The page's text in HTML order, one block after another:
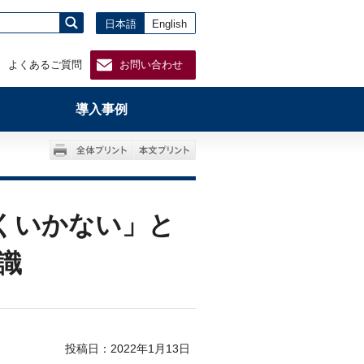
よくあるご質問 お問い合わせ
日本語 English
導入事例
いかない」と
投稿日：2022年1月13日